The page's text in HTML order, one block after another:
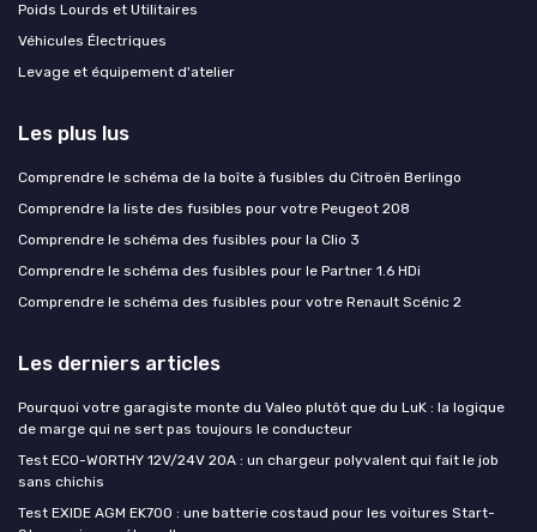
Poids Lourds et Utilitaires
Véhicules Électriques
Levage et équipement d'atelier
Les plus lus
Comprendre le schéma de la boîte à fusibles du Citroën Berlingo
Comprendre la liste des fusibles pour votre Peugeot 208
Comprendre le schéma des fusibles pour la Clio 3
Comprendre le schéma des fusibles pour le Partner 1.6 HDi
Comprendre le schéma des fusibles pour votre Renault Scénic 2
Les derniers articles
Pourquoi votre garagiste monte du Valeo plutôt que du LuK : la logique
de marge qui ne sert pas toujours le conducteur
Test ECO-WORTHY 12V/24V 20A : un chargeur polyvalent qui fait le job
sans chichis
Test EXIDE AGM EK700 : une batterie costaud pour les voitures Start-